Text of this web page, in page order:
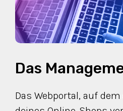
Das
Das Webportal, auf